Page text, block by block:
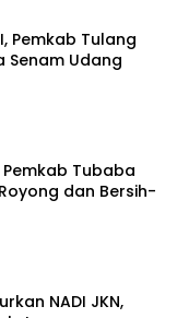
Pemkab Tulang
Senam Udang
Pemkab Tubaba
dan Bersih-
NADI JKN,